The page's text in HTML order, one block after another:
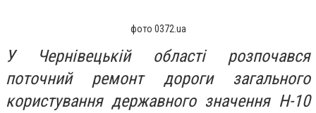
фото 0372.ua
У Чернівецькій області розпочався
поточний ремонт дороги загального
користування державного значення Н-10